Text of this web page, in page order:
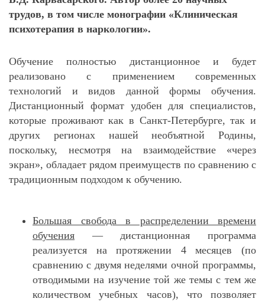
трудов, в том числе монографии «Клиническая
психотерапия в наркологии».
Обучение полностью дистанционное и будет
реализовано с применением современных
технологий и видов данной формы обучения.
Дистанционный формат удобен для специалистов,
которые проживают как в Санкт-Петербурге, так и
других регионах нашей необъятной Родины,
поскольку, несмотря на взаимодействие «через
экран», обладает рядом преимуществ по сравнению с
традиционным подходом к обучению.
Большая свобода в распределении времени
обучения — дистанционная программа
реализуется на протяжении 4 месяцев (по
сравнению с двумя неделями очной программы,
отводимыми на изучение той же темы с тем же
количеством учебных часов), что позволяет